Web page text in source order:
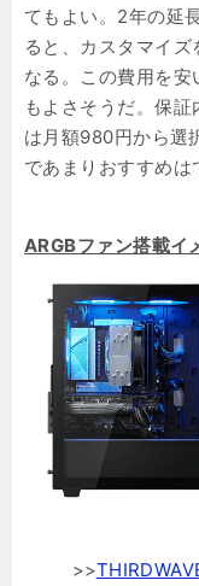
てもよい。2年の延
ると、カスタマイ
なる。この費用を
もよさそうだ。保
は月額980円から選
であまりおすすめは
ARGBファン搭載イ
>>